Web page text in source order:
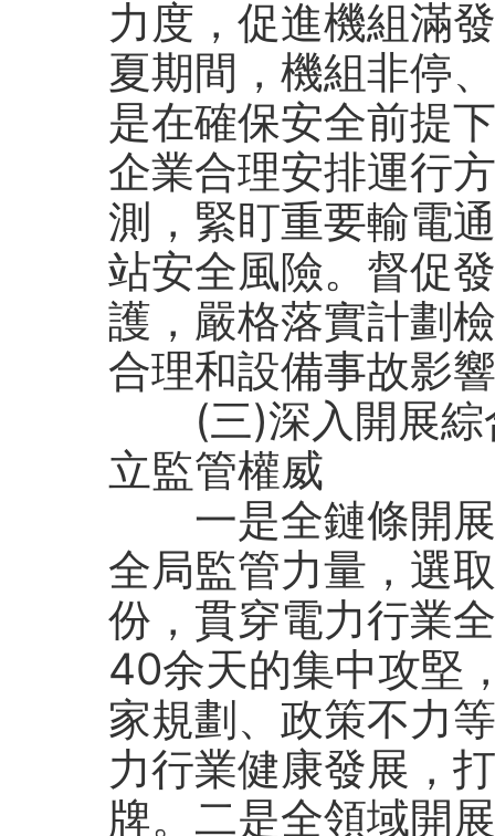
力度，促進機組滿
夏期間，機組非停
是在確保安全前提
企業合理安排運行
測，緊盯重要輸電
站安全風險。督促
護，嚴格落實計劃
合理和設備事故影
(三)深入開展綜
立監管權威
一是全鏈條開展
全局監管力量，選
份，貫穿電力行業
40余天的集中攻堅
家規劃、政策不力
力行業健康發展，
牌。二是全領域開